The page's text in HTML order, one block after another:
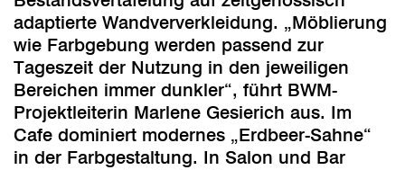
adaptierte Wandververkleidung. „Möblierung
wie Farbgebung werden passend zur
Tageszeit der Nutzung in den jeweiligen
Bereichen immer dunkler“, führt BWM-
Projektleiterin Marlene Gesierich aus. Im
Cafe dominiert modernes „Erdbeer-Sahne“
in der Farbgestaltung. In Salon und Bar